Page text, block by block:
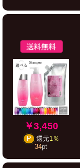
￥3,450
P 還元1％
34pt